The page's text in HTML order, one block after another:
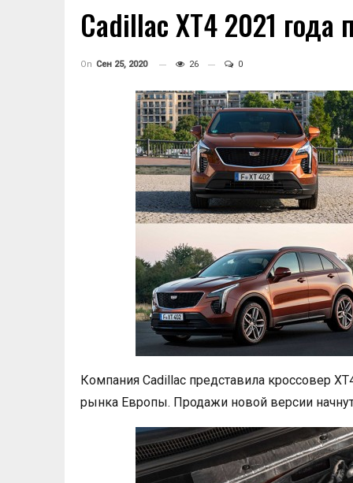
Cadillac XT4 2021
On Сен 25, 2020 26 0
Компания Cadillac представила кроссовер
рынка Европы. Продажи новой версии